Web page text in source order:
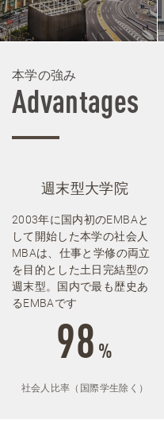
本学の強み
Advantages
週末型大学院
2003年に国内初のEMBAと
して開始した本学の社会人
MBAは、仕事と学修の両立
を目的とした土日完結型の
週末型。国内で最も歴史あ
るEMBAです
98 %
社会人比率（国際学生除く）